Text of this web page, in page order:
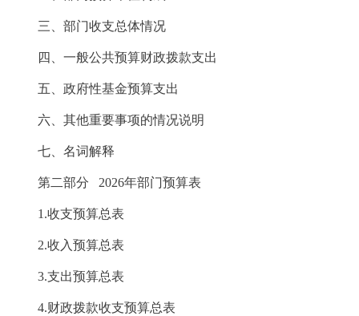
三、部门收支总体情况
四、一般公共预算财政拨款支出
五、政府性基金预算支出
六、其他重要事项的情况说明
七、名词解释
第二部分 2026年部门预算表
1.收支预算总表
2.收入预算总表
3.支出预算总表
4.财政拨款收支预算总表